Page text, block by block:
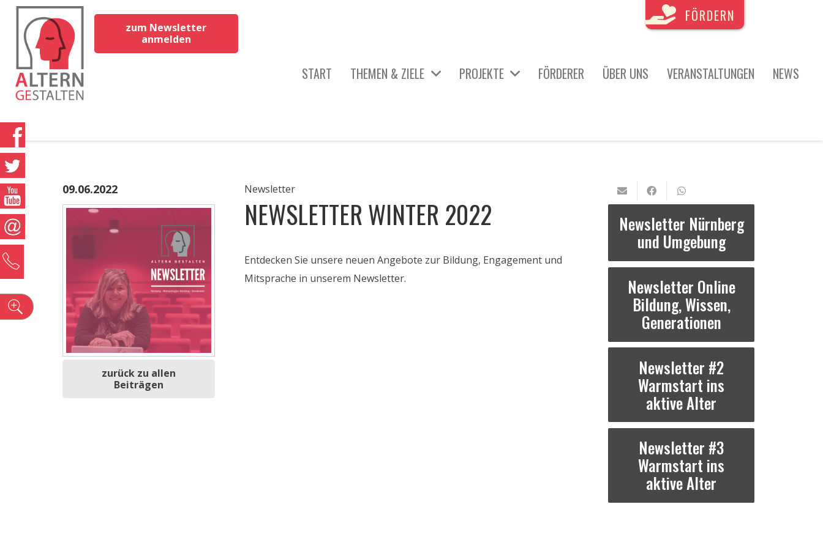
zum Newsletter
anmelden
START THEMEN & ZIELE PROJEKTE FÖRDERER ÜBER UNS VERANSTALTUNGEN NEWS
FÖRDERN
09.06.2022
zurück zu allen
Beiträgen
Newsletter
NEWSLETTER WINTER 2022
Entdecken Sie unsere neuen Angebote zur Bildung, Engagement und
Mitsprache in unserem Newsletter.
Newsletter Nürnberg
und Umgebung
Newsletter Online
Bildung, Wissen,
Generationen
Newsletter #2
Warmstart ins
aktive Alter
Newsletter #3
Warmstart ins
aktive Alter